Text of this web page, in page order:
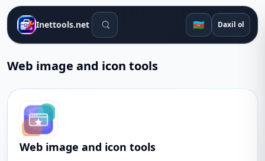
Inettools.net Axtarış alətləri 🇦🇿 Daxil ol
Web image and icon tools
Web image and icon tools